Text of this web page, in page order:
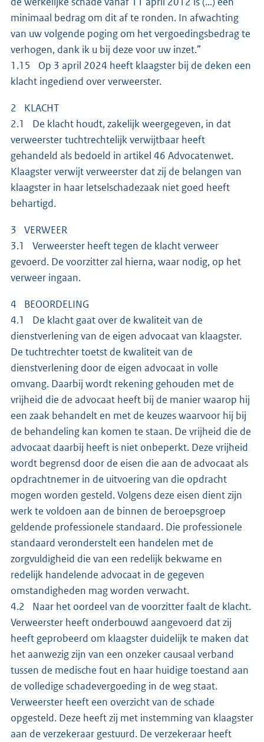
minimaal bedrag om dit af te ronden. In afwachting
van uw volgende poging om het vergoedingsbedrag te
verhogen, dank ik u bij deze voor uw inzet.”
1.15 Op 3 april 2024 heeft klaagster bij de deken een
klacht ingediend over verweerster.
2 KLACHT
2.1 De klacht houdt, zakelijk weergegeven, in dat
verweerster tuchtrechtelijk verwijtbaar heeft
gehandeld als bedoeld in artikel 46 Advocatenwet.
Klaagster verwijt verweerster dat zij de belangen van
klaagster in haar letselschadezaak niet goed heeft
behartigd.
3 VERWEER
3.1 Verweerster heeft tegen de klacht verweer
gevoerd. De voorzitter zal hierna, waar nodig, op het
verweer ingaan.
4 BEOORDELING
4.1 De klacht gaat over de kwaliteit van de
dienstverlening van de eigen advocaat van klaagster.
De tuchtrechter toetst de kwaliteit van de
dienstverlening door de eigen advocaat in volle
omvang. Daarbij wordt rekening gehouden met de
vrijheid die de advocaat heeft bij de manier waarop hij
een zaak behandelt en met de keuzes waarvoor hij bij
de behandeling kan komen te staan. De vrijheid die de
advocaat daarbij heeft is niet onbeperkt. Deze vrijheid
wordt begrensd door de eisen die aan de advocaat als
opdrachtnemer in de uitvoering van die opdracht
mogen worden gesteld. Volgens deze eisen dient zijn
werk te voldoen aan de binnen de beroepsgroep
geldende professionele standaard. Die professionele
standaard veronderstelt een handelen met de
zorgvuldigheid die van een redelijk bekwame en
redelijk handelende advocaat in de gegeven
omstandigheden mag worden verwacht.
4.2 Naar het oordeel van de voorzitter faalt de klacht.
Verweerster heeft onderbouwd aangevoerd dat zij
heeft geprobeerd om klaagster duidelijk te maken dat
het aanwezig zijn van een onzeker causaal verband
tussen de medische fout en haar huidige toestand aan
de volledige schadevergoeding in de weg staat.
Verweerster heeft een overzicht van de schade
opgesteld. Deze heeft zij met instemming van klaagster
aan de verzekeraar gestuurd. De verzekeraar heeft